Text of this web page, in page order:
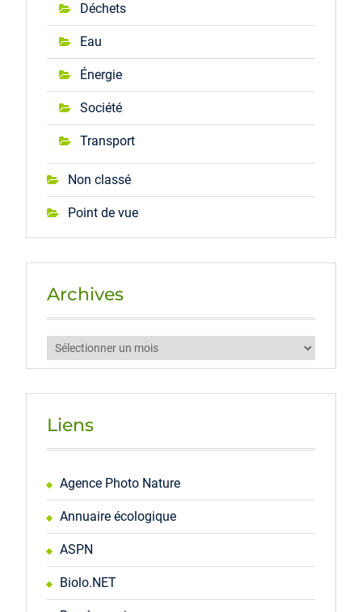
Déchets
Eau
Énergie
Société
Transport
Non classé
Point de vue
Archives
Archives
Liens
Agence Photo Nature
Annuaire écologique
ASPN
Biolo.NET